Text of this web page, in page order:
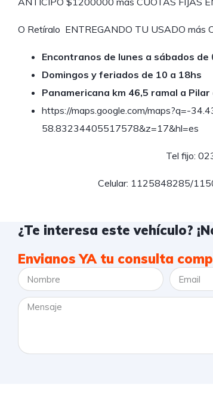
O Retíralo ENTREGANDO TU USADO más
Encontranos de lunes a sábados de
Domingos y feriados de 10 a 18hs
Panamericana km 46,5 ramal a
https://maps.google.com/maps?q=-
58.83234405517578&z=17&hl=es
Tel fijo:
Celular: 1125848285/
¿Te interesa este vehículo?
Envianos YA tu consulta